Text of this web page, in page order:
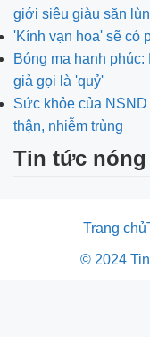
giới siêu giàu săn
'Kính vạn hoa' sẽ có
Bóng ma hạnh
giả gọi là 'quỷ'
Sức khỏe của
thận, nhiễm trùng
Tin tức
Trang chủ
© 2024